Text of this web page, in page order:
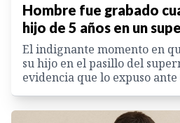
Hombre fue grabado
hijo de 5 años en un
El indignante momento en
su hijo en el pasillo del
evidencia que lo expuso